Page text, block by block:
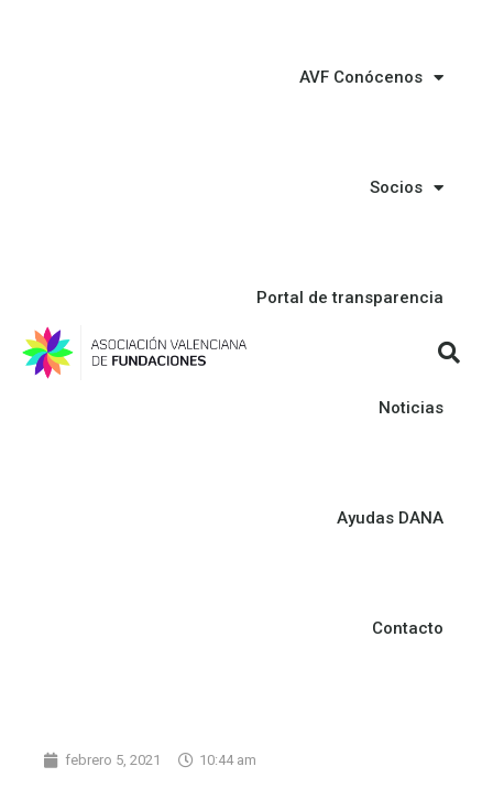
AVF Conócenos
Socios
Portal de transparencia
Noticias
Ayudas DANA
Contacto
febrero 5, 2021 10:44 am